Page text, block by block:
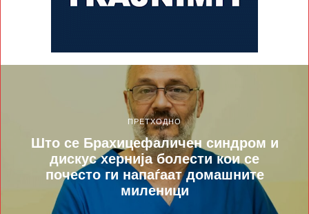
ПРЕТХОДНО
Што се Брахицефаличен синдром и
дискус хернија болести кои се
почесто ги напаѓаат домашните
миленици